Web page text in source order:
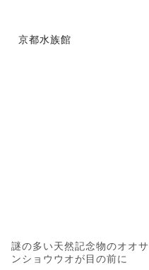
京都水族館
謎の多い天然記念物のオオサ
ンショウウオが目の前に